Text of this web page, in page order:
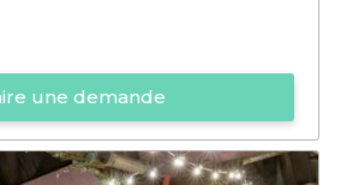
une demande